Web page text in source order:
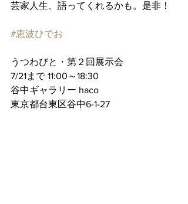
芸家人生、語ってくれるかも。是非！
#恵波ひでお
うつわびと・第２回展示会
7/21まで 11:00～18:30
谷中ギャラリー haco
東京都台東区谷中6-1-27